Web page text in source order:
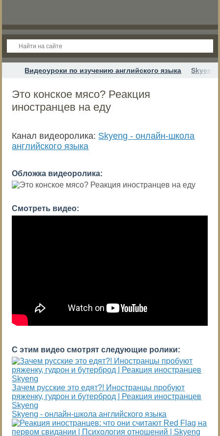
Видеоуроки по изучению английского языка Skyeng
Это конское мясо? Реакция
иностранцев на еду
Канал видеоролика: Skyeng - онлайн-школа
английского языка
Обложка видеоролика:
Смотреть видео:
С этим видео смотрят следующие ролики:
Зачем русские это едят?! Иностранцы пробуют
ряженку, гудрон и бутерброд | Реакция иностранцев
Skyeng
Skyeng - онлайн-школа английского языка